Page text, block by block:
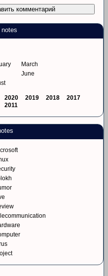
March
June
2020 2019 2018
2017
2011